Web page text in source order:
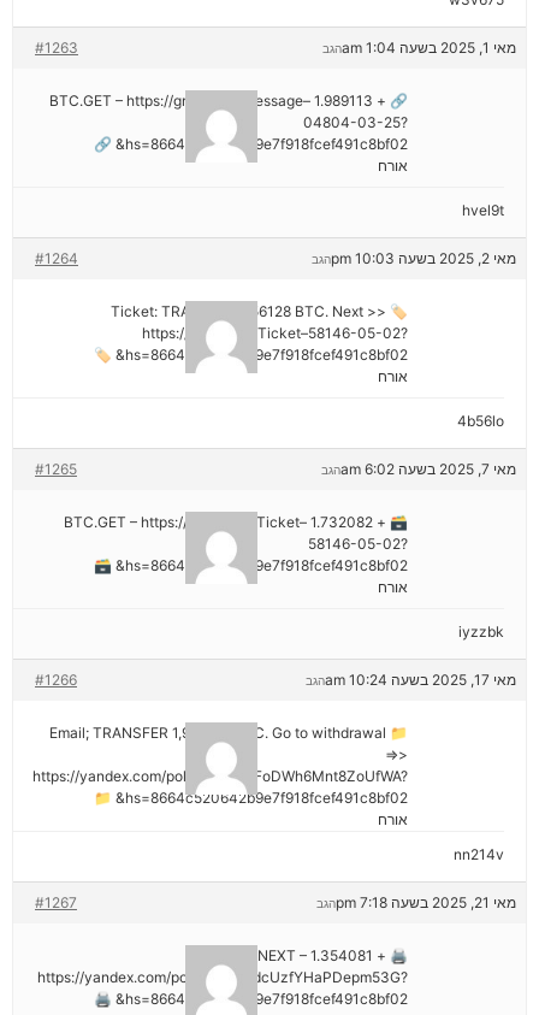
מאי 1, 2025 בשעה 1:04 am #1263 הגב
🔗 + 1.989113 BTC.GET – https://graph.org/Message–
04804-03-25?
hs=8664c520642b9e7f918fcef491c8bf02& 🔗
אורח
hvel9t
מאי 2, 2025 בשעה 10:03 pm #1264 הגב
🏷 Ticket: TRANSFER 1,56128 BTC. Next >>
https://graph.org/Ticket–58146-05-02?
hs=8664c520642b9e7f918fcef491c8bf02& 🏷
אורח
4b56lo
מאי 7, 2025 בשעה 6:02 am #1265 הגב
🗃 + 1.732082 BTC.GET – https://graph.org/Ticket–
58146-05-02?
hs=8664c520642b9e7f918fcef491c8bf02& 🗃
אורח
iyzzbk
מאי 17, 2025 בשעה 10:24 am #1266 הגב
📁 Email; TRANSFER 1,988187 BTC. Go to withdrawal
=>>
https://yandex.com/poll/7R6WLNFoDWh6Mnt8ZoUfWA?
hs=8664c520642b9e7f918fcef491c8bf02& 📁
אורח
nn214v
מאי 21, 2025 בשעה 7:18 pm #1267 הגב
🖨 + 1.354081 BTC.NEXT –
https://yandex.com/poll/Ef2mNddcUzfYHaPDepm53G?
hs=8664c520642b9e7f918fcef491c8bf02& 🖨